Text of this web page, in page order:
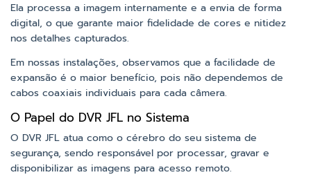
Ela processa a imagem internamente e a envia de forma
digital, o que garante maior fidelidade de cores e nitidez
nos detalhes capturados.
Em nossas instalações, observamos que a facilidade de
expansão é o maior benefício, pois não dependemos de
cabos coaxiais individuais para cada câmera.
O Papel do DVR JFL no Sistema
O DVR JFL atua como o cérebro do seu sistema de
segurança, sendo responsável por processar, gravar e
disponibilizar as imagens para acesso remoto.